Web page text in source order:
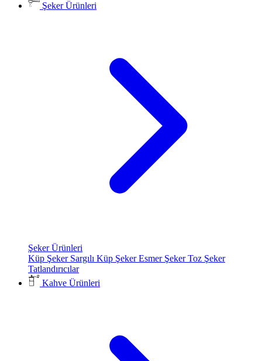
Şeker Ürünleri
Şeker Ürünleri
Küp Şeker Sargılı Küp ŞekerEsmer ŞekerToz Şeker
Tatlandırıcılar
Kahve Ürünleri